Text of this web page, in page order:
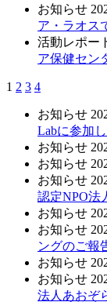
お知らせ
ア・ラオス
活動レポー
ア保健セン
1 2 3 4
お知らせ
Labに参加
お知らせ
お知らせ
お知らせ
認定NPO法
お知らせ
お知らせ
ングのご報
お知らせ
お知らせ
法人あおぞ